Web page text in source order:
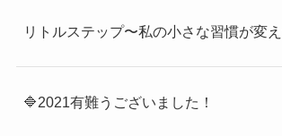
リトルステップ〜私の小さな習慣が変
🔷2021有難うございました！